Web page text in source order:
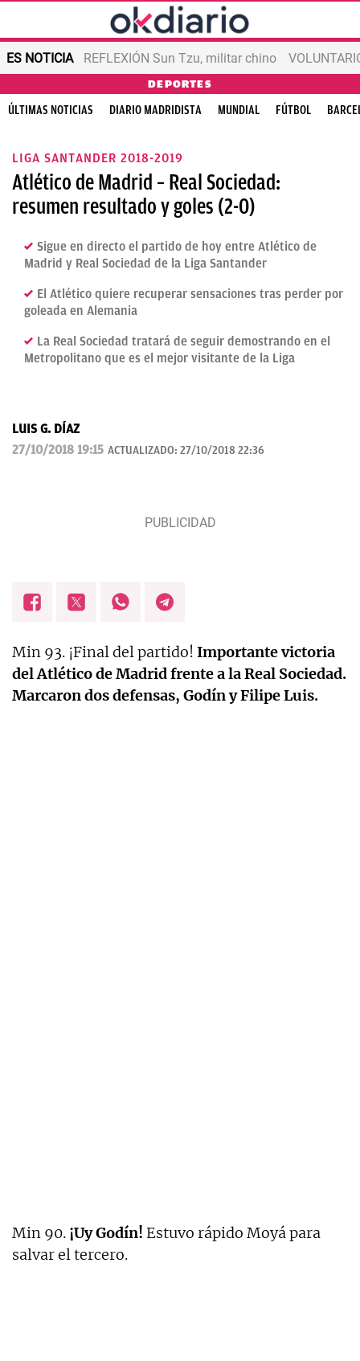
ES NOTICIA REFLEXIÓN Sun Tzu, militar chino
DEPORTES
ÚLTIMAS NOTICIAS DIARIO MADRIDISTA MUNDIAL FÚTBOL
LIGA SANTANDER 2018-2019
Atlético de Madrid – Real Sociedad:
resumen resultado y goles (2-0)
Sigue en directo el partido de hoy entre Atlético de
Madrid y Real Sociedad de la Liga Santander
El Atlético quiere recuperar sensaciones tras perder por
goleada en Alemania
La Real Sociedad tratará de seguir demostrando en el
Metropolitano que es el mejor visitante de la Liga
LUIS G. DÍAZ
27/10/2018 19:15 ACTUALIZADO: 27/10/2018 22:36
Min 93. ¡Final del partido! Importante victoria
del Atlético de Madrid frente a la Real Sociedad.
Marcaron dos defensas, Godín y Filipe Luis.
Min 90. ¡Uy Godín! Estuvo rápido Moyá para
salvar el tercero.